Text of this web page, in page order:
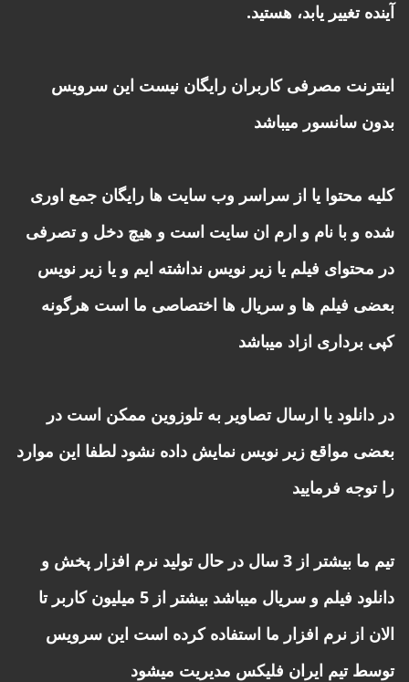
آینده تغییر یابد، هستید.
اینترنت مصرفی کاربران رایگان نیست این سرویس
بدون سانسور میباشد
کلیه محتوا یا از سراسر وب سایت ها رایگان جمع اوری
شده و با نام و ارم ان سایت است و هیچ دخل و تصرفی
در محتوای فیلم یا زیر نویس نداشته ایم و یا زیر نویس
بعضی فیلم ها و سریال ها اختصاصی ما است هرگونه
کپی برداری ازاد میباشد
در دانلود یا ارسال تصاویر به تلوزوین ممکن است در
بعضی مواقع زیر نویس نمایش داده نشود لطفا این موارد
را توجه فرمایید
تیم ما بیشتر از 3 سال در حال تولید نرم افزار پخش و
دانلود فیلم و سریال میباشد بیشتر از 5 میلیون کاربر تا
الان از نرم افزار ما استفاده کرده است این سرویس
توسط تیم ایران فلیکس مدیریت میشود